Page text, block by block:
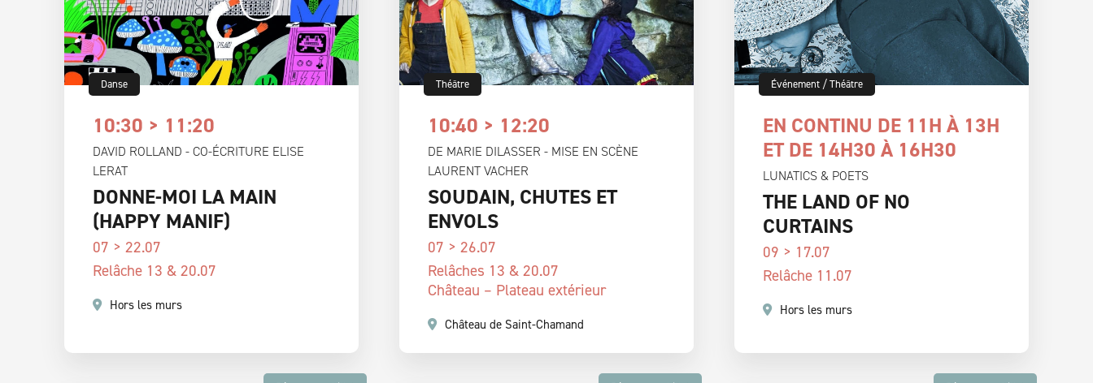
10:30 > 11:20
DAVID ROLLAND - CO-ÉCRITURE ELISE
LERAT
DONNE-MOI LA MAIN
(HAPPY MANIF)
Danse
07 > 22.07
Relâche 13 & 20.07
Hors les murs
10:40 > 12:20
DE MARIE DILASSER - MISE EN SCÈNE
LAURENT VACHER
SOUDAIN, CHUTES ET
ENVOLS
Théâtre
07 > 26.07
Relâches 13 & 20.07
Château – Plateau extérieur
Château de Saint-Chamand
EN CONTINU DE 11H À 13H
ET DE 14H30 À 16H30
LUNATICS & POETS
THE LAND OF NO
CURTAINS
Événement/Théâtre
09 > 17.07
Relâche 11.07
Hors les murs